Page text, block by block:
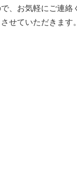
、お気軽にご連絡
せていただきます。